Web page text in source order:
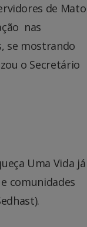
de Mato
nas
se mostrando
o Secretário
Uma Vida já
comunidades